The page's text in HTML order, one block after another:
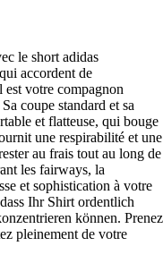
le short adidas
accordent de
votre compagnon
coupe standard et sa
et flatteuse, qui bouge
une respirabilité et une
au frais tout au long de
les fairways, la
et sophistication à votre
Ihr Shirt ordentlich
können. Prenez
pleinement de votre